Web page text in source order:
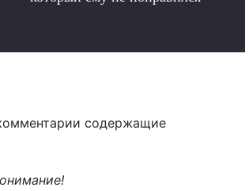
содержащие